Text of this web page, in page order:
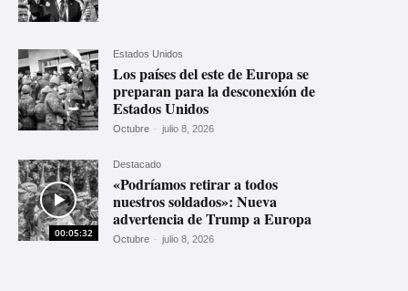
Estados Unidos
Los países del este de Europa se
preparan para la desconexión de
Estados Unidos
Octubre - julio 8, 2026
00:05:32
Destacado
«Podríamos retirar a todos
nuestros soldados»: Nueva
advertencia de Trump a Europa
Octubre - julio 8, 2026